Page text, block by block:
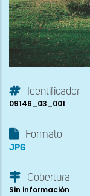
Identificador
09146_03_001
Formato
JPG
Cobertura
Sin información